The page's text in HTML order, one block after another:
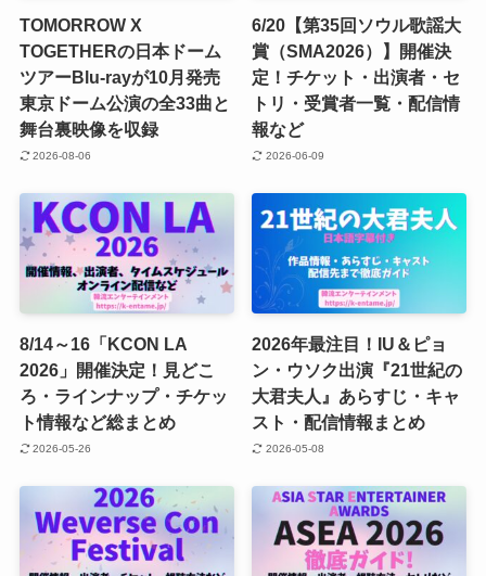
TOMORROW X
TOGETHERの日本ドーム
ツアーBlu-rayが10月発売
東京ドーム公演の全33曲と
舞台裏映像を収録
2026-08-06
6/20【第35回ソウル歌謡大
賞（SMA2026）】開催決
定！チケット・出演者・セ
トリ・受賞者一覧・配信情
報など
2026-06-09
8/14～16「KCON LA
2026」開催決定！見どこ
ろ・ラインナップ・チケッ
ト情報など総まとめ
2026-05-26
2026年最注目！IU＆ピョ
ン・ウソク出演『21世紀の
大君夫人』あらすじ・キャ
スト・配信情報まとめ
2026-05-08